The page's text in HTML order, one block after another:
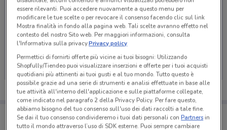
Ci dispiace, al momento non abbiamo pubblicato
volantini nella tua zona. Riprova più tardi.
Porta DoveConviene sempre con te!
Puoi trovare le migliori offerte dei negozi vicino a te,
essere rilevanti. Puoi accedere nuovamente a questo menu per
modificare le tue scelte o per revocare il consenso facendo clic sul link
Mostra finalità in fondo alla pagina web. Tali scelte avranno effetto nel
contesto del nostro Sito web. Per maggiori informazioni, consulta
l'Informativa sulla privacy.Privacy policy
Permettici di fornirti offerte più vicine ai tuoi bisogni: Utilizzando
Shopfully/Tiendeo puoi visualizzare inserzioni e offerte per i tuoi acquisti
quotidiani più attinenti ai tuoi gusti e al tuo mondo. Tutto questo è
possibile grazie ad una serie di strumenti e analisi effettuate in base alle
tue attività all'interno dell'applicazione e sulle piattaforme collegate,
come indicato nel paragrafo 2 della Privacy Policy. Per fare questo,
abbiamo bisogno del tuo consenso sull'uso dei dati raccolti a tale fine.
Se dai il tuo consenso condivideremo i tuoi dati personali conPartnersin
tutto il mondo attraverso l’uso di SDK esterne. Puoi sempre cambiare